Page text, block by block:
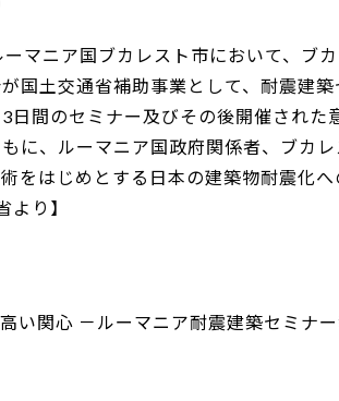
マニア国ブカレスト市において、ブ
国土交通省補助事業として、耐震建
日間のセミナー及びその後開催された
に、ルーマニア国政府関係者、ブカ
をはじめとする日本の建築物耐震化
より】
い関心 －ルーマニア耐震建築セミナ